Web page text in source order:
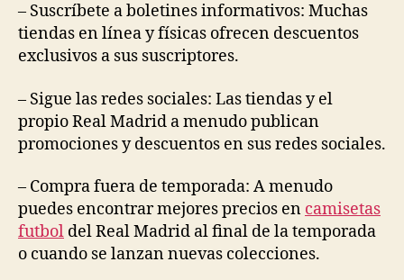
– Suscríbete a boletines informativos: Muchas
tiendas en línea y físicas ofrecen descuentos
exclusivos a sus suscriptores.
– Sigue las redes sociales: Las tiendas y el
propio Real Madrid a menudo publican
promociones y descuentos en sus redes sociales.
– Compra fuera de temporada: A menudo
puedes encontrar mejores precios en camisetas
futbol del Real Madrid al final de la temporada
o cuando se lanzan nuevas colecciones.